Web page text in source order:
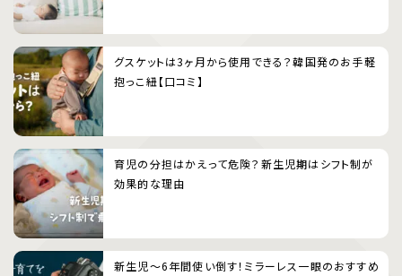
グスケットは3ヶ月から使用できる？韓国発のお手軽
抱っこ紐【口コミ】
育児の分担はかえって危険？新生児期はシフト制が
効果的な理由
新生児〜6年間使い倒す！ミラーレス一眼のおすすめ